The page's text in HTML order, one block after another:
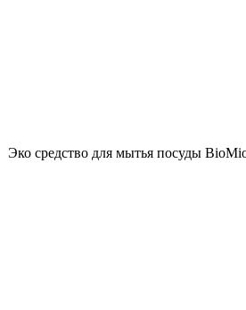
Эко средство для мытья посуды